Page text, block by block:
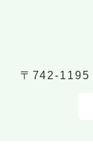
〒742-1195